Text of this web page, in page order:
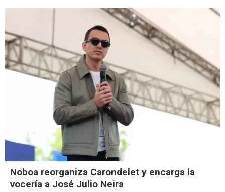
Noboa reorganiza Carondelet y encarga la
vocería a José Julio Neira